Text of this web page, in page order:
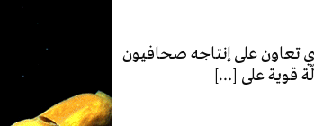
تعاون على إنتاجه صحافيون
قوية على […]